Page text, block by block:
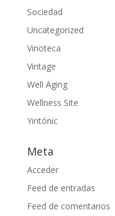
Sociedad
Uncategorized
Vinoteca
Vintage
Well Aging
Wellness Site
Yintónic
Meta
Acceder
Feed de entradas
Feed de comentarios